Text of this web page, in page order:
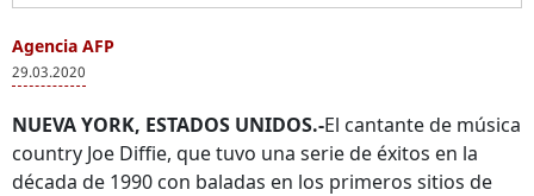
Agencia AFP
29.03.2020
NUEVA YORK, ESTADOS UNIDOS.-El cantante de música
country Joe Diffie, que tuvo una serie de éxitos en la
década de 1990 con baladas en los primeros sitios de